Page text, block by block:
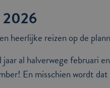
2026
heerlijke reizen op de
al halverwege februari
En misschien wordt